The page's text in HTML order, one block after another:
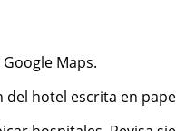
Maps.
hotel escrita en